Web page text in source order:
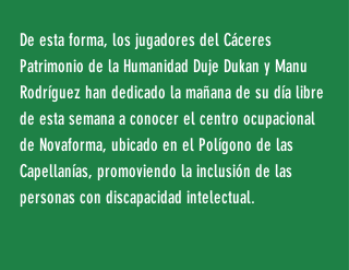
De esta forma, los jugadores del Cáceres
Patrimonio de la Humanidad Duje Dukan y Manu
Rodríguez han dedicado la mañana de su día libre
de esta semana a conocer el centro ocupacional
de Novaforma, ubicado en el Polígono de las
Capellanías, promoviendo la inclusión de las
personas con discapacidad intelectual.